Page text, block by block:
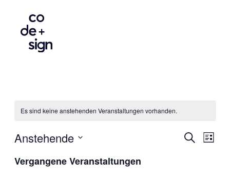
Es sind keine anstehenden Veranstaltungen vorhanden.
Suche
Liste
Anstehende
wählen.
Vergangene Veranstaltungen